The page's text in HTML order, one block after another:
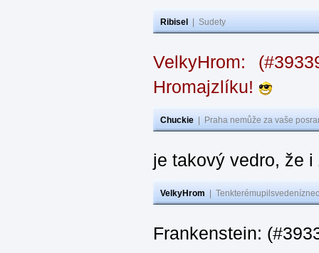
Ribisel Sudety
VelkyHrom:
Hromajzlíku!
Chuckie Praha nemůže za vaše
je takový vedro, že
VelkyHrom
Frankenstein: